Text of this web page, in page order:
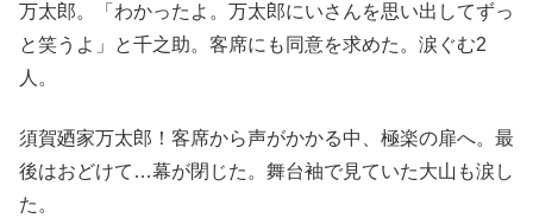
万太郎。「わかったよ。万太郎にいさんを思い出してずっ
と笑うよ」と千之助。客席にも同意を求めた。涙ぐむ2
人。
須賀廼家万太郎！客席から声がかかる中、極楽の扉へ。最
後はおどけて…幕が閉じた。舞台袖で見ていた大山も涙し
た。